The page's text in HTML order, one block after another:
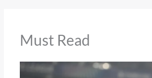
Must Read